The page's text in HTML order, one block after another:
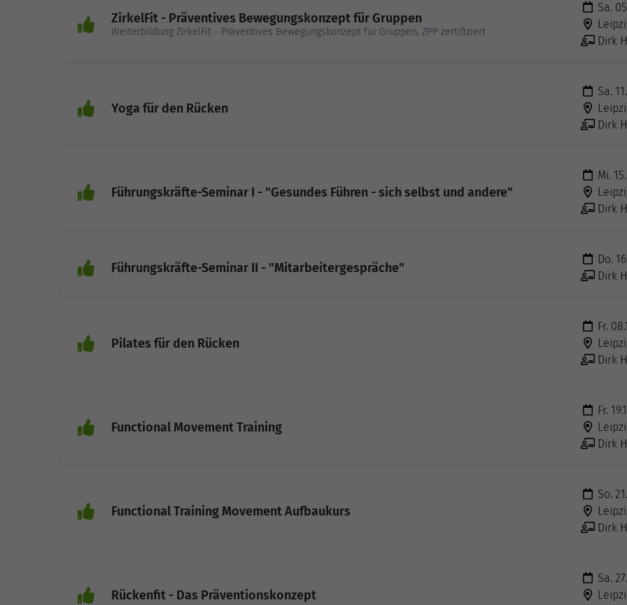
ZirkelFit - Präventives Bewegungskonzept für Gruppen
Weiterbildung ZirkelFit - Präventives Bewegungskonzept für Gruppen, ZPP zertifiziert
Sa.
Dirk
Yoga für den Rücken
Sa.
Dirk
Führungskräfte-Seminar I - "Gesundes Führen - sich selbst und andere"
Mi.
Dirk
Führungskräfte-Seminar II - "Mitarbeitergespräche"
Do.
Dirk
Pilates für den Rücken
Fr.
Dirk
Functional Movement Training
Fr.
Dirk
Functional Training Movement Aufbaukurs
So.
Dirk
Rückenfit - Das Präventionskonzept
Sa.